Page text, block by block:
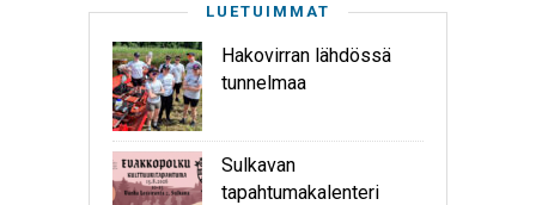
LUETUIMMAT
Hakovirran lähdössä
tunnelmaa
Sulkavan
tapahtumakalenteri